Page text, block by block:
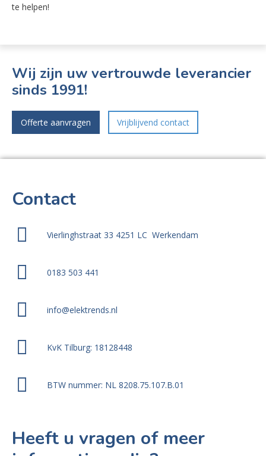
te helpen!
Wij zijn uw vertrouwde leverancier
sinds 1991!
Offerte aanvragen Vrijblijvend contact
Contact
Vierlinghstraat 33 4251 LC Werkendam
0183 503 441
info@elektrends.nl
KvK Tilburg: 18128448
BTW nummer: NL 8208.75.107.B.01
Heeft u vragen of meer